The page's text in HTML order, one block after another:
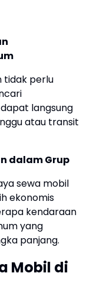
tidak perlu
langsung
atau transit
dalam Grup
sewa mobil
ekonomis
kendaraan
yang
panjang.
Mobil di